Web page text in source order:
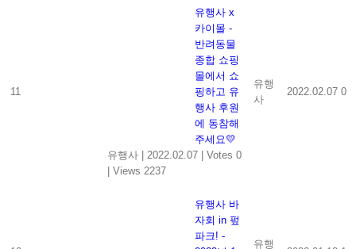
11
유행사 x
카이몰 -
반려동물
종합 쇼핑
몰에서 쇼
핑하고 유
행사 후원
에 동참해
주세요💛
유행사
2022.02.07
Votes 0
Views 2237
유행
사
2022.02.07 0
유행사 바
자회 in 펖
파크! -
유행